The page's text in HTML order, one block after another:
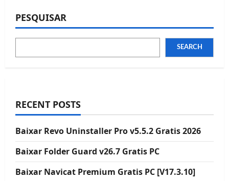
Pro
15
PESQUISAR
SEARCH
RECENT POSTS
Baixar Revo Uninstaller Pro v5.5.2 Gratis 2026
Baixar Folder Guard v26.7 Gratis PC
Baixar Navicat Premium Gratis PC [V17.3.10]